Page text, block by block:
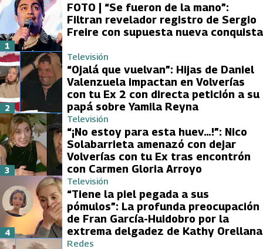
FOTO | “Se fueron de la mano”:
Filtran revelador registro de Sergio
Freire con supuesta nueva conquista
1
Televisión
“Ojalá que vuelvan”: Hijas de Daniel
Valenzuela impactan en Volverías
con tu Ex 2 con directa petición a su
papá sobre Yamila Reyna
2
Televisión
“¡No estoy para esta huev…!”: Nico
Solabarrieta amenazó con dejar
Volverías con tu Ex tras encontrón
con Carmen Gloria Arroyo
3
Televisión
“Tiene la piel pegada a sus
pómulos”: La profunda preocupación
de Fran García-Huidobro por la
extrema delgadez de Kathy Orellana
4
Redes